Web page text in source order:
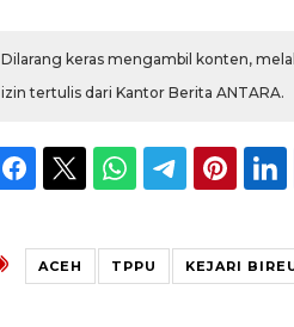
Dilarang keras mengambil konten,
izin tertulis dari Kantor Berita ANTARA.
ACEH TPPU KEJARI